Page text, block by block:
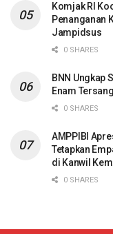
Komjak RI
Penanganan
Jampidsus
0 SHARES
BNN Ungkap
Enam
0 SHARES
AMPPIBI
Tetapkan
di Kanwil
0 SHARES